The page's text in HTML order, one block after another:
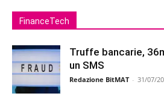
FinanceTech
Truffe bancarie,
un SMS
Redazione BitMAT - 31/07/